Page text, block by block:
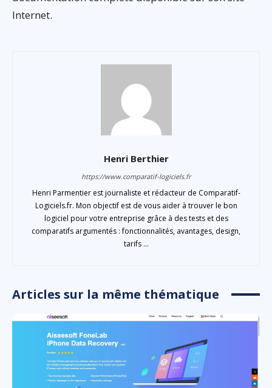
Internet.
Henri Berthier
https://www.comparatif-logiciels.fr
Henri Parmentier est journaliste et rédacteur de Comparatif-
Logiciels.fr. Mon objectif est de vous aider à trouver le bon
logiciel pour votre entreprise grâce à des tests et des
comparatifs argumentés : fonctionnalités, avantages, design,
tarifs ...
Articles sur la même thématique